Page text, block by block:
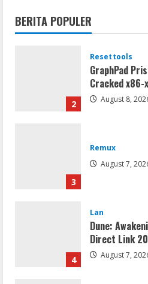
BERITA POPULER
1
2
Resettools
GraphPad
Cracked
August 8,
3
Remux
August 7,
4
Lan
Dune:
Direct Link
August 7,